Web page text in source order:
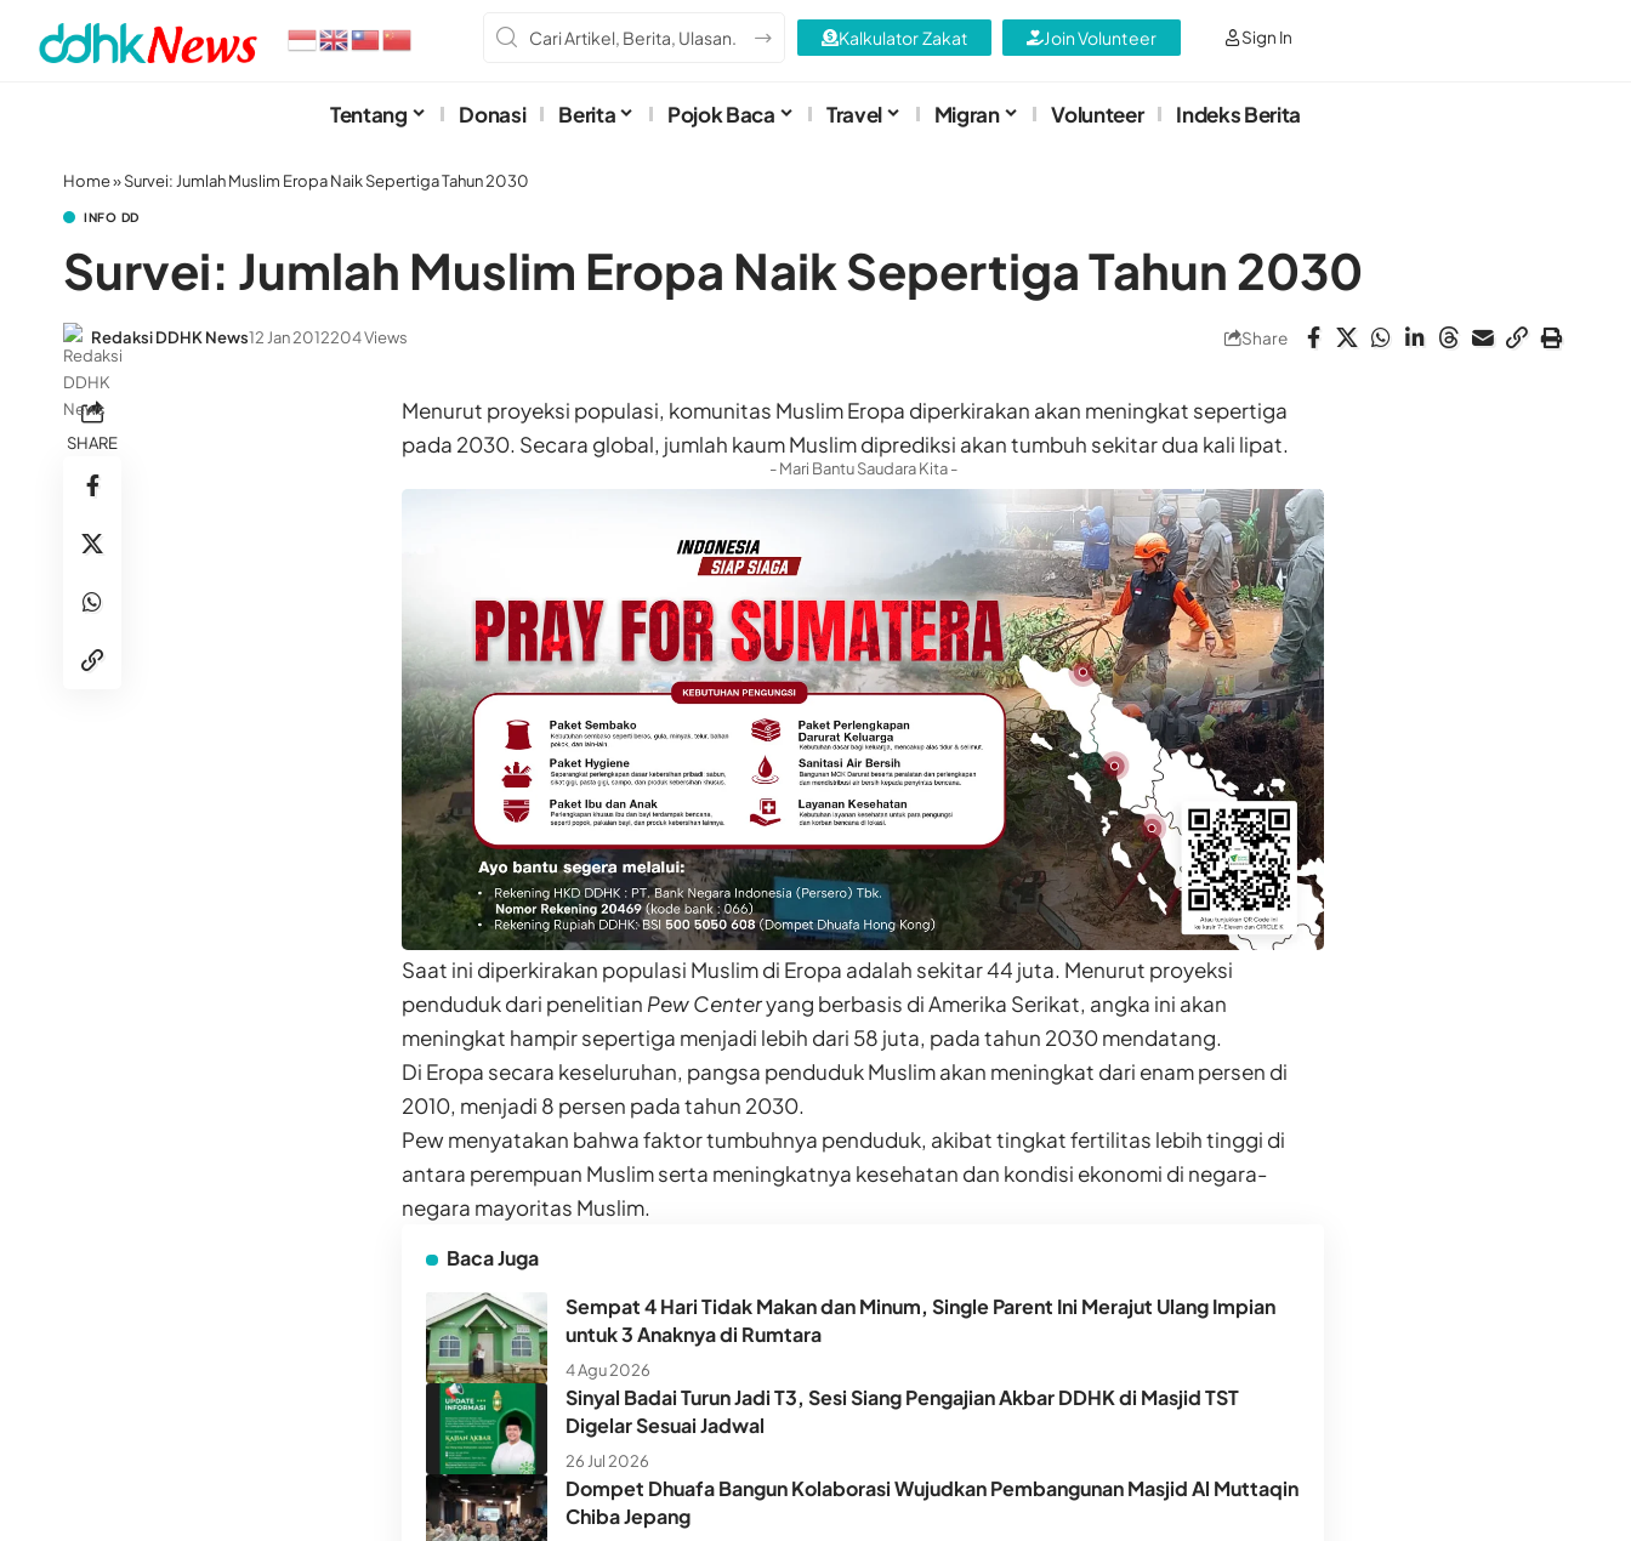
Sign In
Kalkulator Zakat Join Volunteer
Tentang Donasi Berita Pojok Baca Travel Migran Volunteer Indeks Berita
Home»Survei: Jumlah Muslim Eropa Naik Sepertiga Tahun 2030
INFO DD
Survei: Jumlah Muslim Eropa Naik Sepertiga Tahun 2030
Redaksi DDHK News12 Jan 2012204 Views Share
SHARE
Menurut proyeksi populasi, komunitas Muslim Eropa diperkirakan akan meningkat sepertiga
pada 2030. Secara global, jumlah kaum Muslim diprediksi akan tumbuh sekitar dua kali lipat.
- Mari Bantu Saudara Kita -
Saat ini diperkirakan populasi Muslim di Eropa adalah sekitar 44 juta. Menurut proyeksi
penduduk dari penelitian Pew Centeryang berbasis di Amerika Serikat, angka ini akan
meningkat hampir sepertiga menjadi lebih dari 58 juta, pada tahun 2030 mendatang.
Di Eropa secara keseluruhan, pangsa penduduk Muslim akan meningkat dari enam persen di
2010, menjadi 8 persen pada tahun 2030.
Pew menyatakan bahwa faktor tumbuhnya penduduk, akibat tingkat fertilitas lebih tinggi di
antara perempuan Muslim serta meningkatnya kesehatan dan kondisi ekonomi di negara-
negara mayoritas Muslim.
Baca Juga
Sempat 4 Hari Tidak Makan dan Minum, Single Parent Ini Merajut Ulang Impian
untuk 3 Anaknya di Rumtara
4 Agu 2026
Sinyal Badai Turun Jadi T3, Sesi Siang Pengajian Akbar DDHK di Masjid TST
Digelar Sesuai Jadwal
26 Jul 2026
Dompet Dhuafa Bangun Kolaborasi Wujudkan Pembangunan Masjid Al Muttaqin
Chiba Jepang